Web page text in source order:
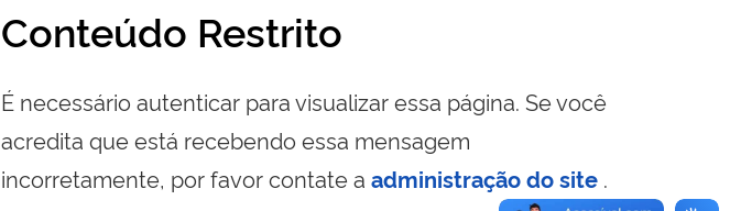
Conteúdo Restrito
É necessário autenticar para visualizar essa página. Se você
acredita que está recebendo essa mensagem
incorretamente, por favor contate a administração do site .